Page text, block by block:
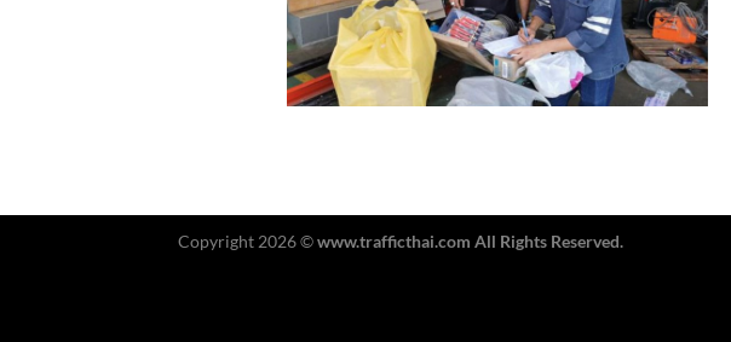
Copyright 2026 ©www.trafficthai.com All Rights Reserved.